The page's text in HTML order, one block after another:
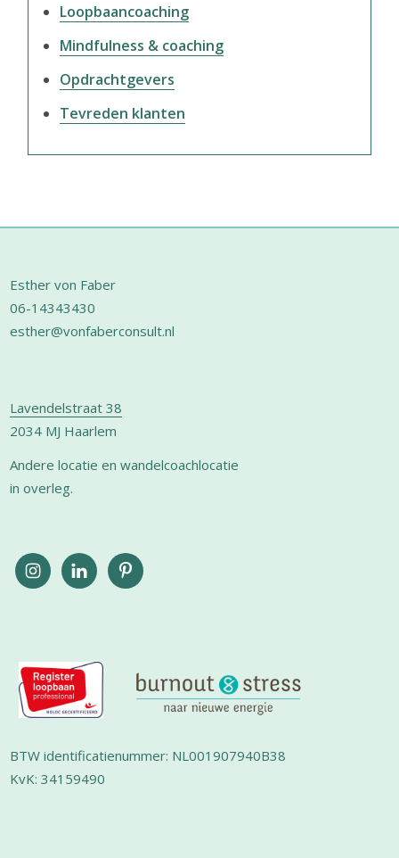
Loopbaancoaching
Mindfulness & coaching
Opdrachtgevers
Tevreden klanten
Footer
Esther von Faber
06-14343430
esther@vonfaberconsult.nl
Lavendelstraat 38
2034 MJ Haarlem
Andere locatie en wandelcoachlocatie
in overleg.
BTW identificatienummer: NL001907940B38
KvK: 34159490